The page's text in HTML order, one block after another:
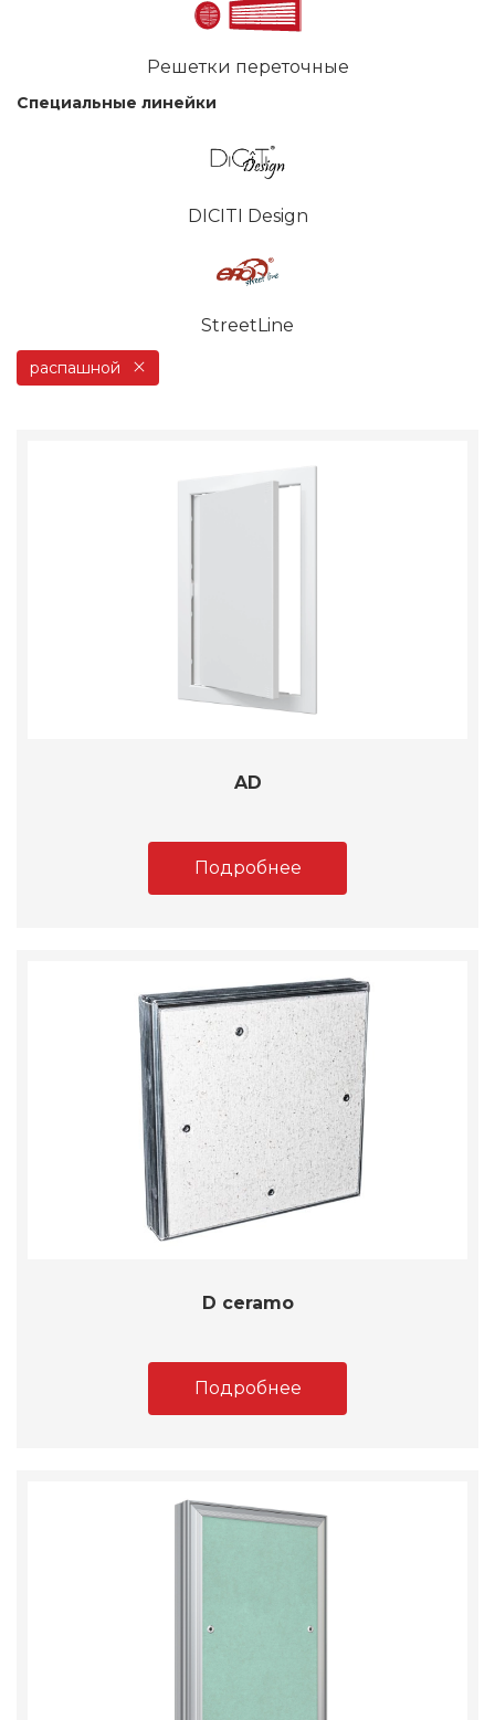
Решетки переточные
Специальные линейки
DICITI Design
StreetLine
распашной
AD
Подробнее
D ceramo
Подробнее